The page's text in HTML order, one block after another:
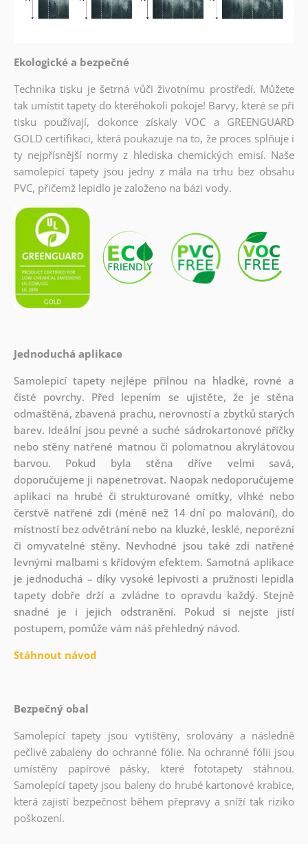
Ekologické a bezpečné
Technika tisku je šetrná vůči životnímu prostředí. Můžete
tak umístit tapety do kteréhokoli pokoje! Barvy, které se při
tisku používají, dokonce získaly VOC a GREENGUARD
GOLD certifikaci, která poukazuje na to, že proces splňuje i
ty nejpřísnější normy z hlediska chemických emisí. Naše
samolepící tapety jsou jedny z mála na trhu bez obsahu
PVC, přičemž lepidlo je založeno na bázi vody.
Jednoduchá aplikace
Samolepicí tapety nejlépe přilnou na hladké, rovné a
čisté povrchy. Před lepením se ujistěte, že je stěna
odmaštěná, zbavená prachu, nerovností a zbytků starých
barev. Ideální jsou pevné a suché sádrokartonové příčky
nebo stěny natřené matnou či polomatnou akrylátovou
barvou. Pokud byla stěna dříve velmi savá,
doporučujeme ji napenetrovat. Naopak nedoporučujeme
aplikaci na hrubé či strukturované omítky, vlhké nebo
čerstvě natřené zdi (méně než 14 dní po malování), do
místností bez odvětrání nebo na kluzké, lesklé, neporézní
či omyvatelné stěny. Nevhodné jsou také zdi natřené
levnými malbami s křídovým efektem. Samotná aplikace
je jednoduchá – díky vysoké lepivosti a pružnosti lepidla
tapety dobře drží a zvládne to opravdu každý. Stejně
snadné je i jejich odstranění. Pokud si nejste jistí
postupem, pomůže vám náš přehledný návod.
Stáhnout návod
Bezpečný obal
Samolepící tapety jsou vytištěny, srolovány a následně
pečlivě zabaleny do ochranné fólie. Na ochranné fólii jsou
umístěny papírové pásky, které fototapety stáhnou.
Samolepící tapety jsou baleny do hrubé kartonové krabice,
která zajistí bezpečnost během přepravy a sníží tak riziko
poškození.